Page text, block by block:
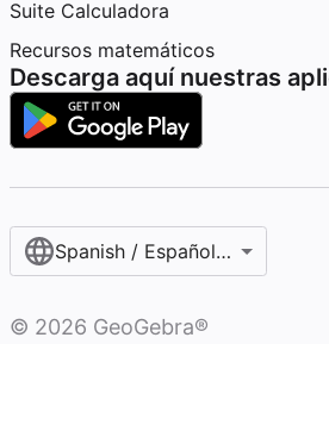
Suite Calculadora
Recursos matemáticos
Descarga aquí nuestras
Spanish / Español
© 2026 GeoGebra®